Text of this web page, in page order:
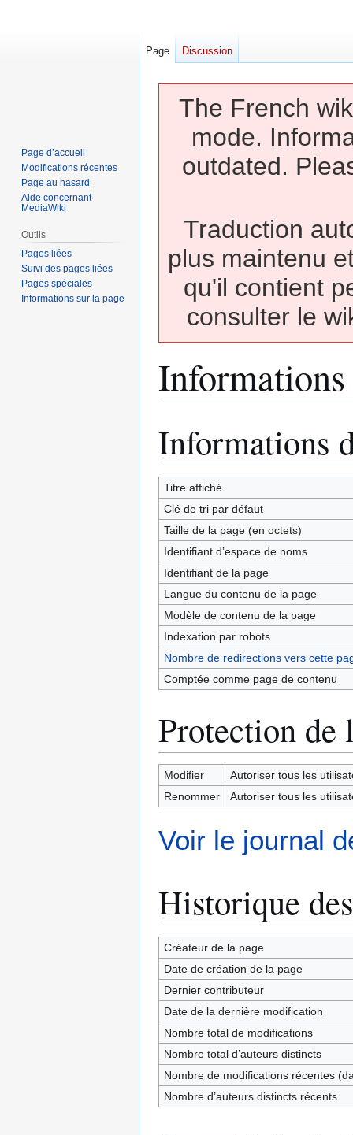
The French
mode.
outdated.
Traduction
plus maintenu
qu'il contient
consulter le
Informations
navigation
recherche
Informations
Titre affiché
Clé de tri par défaut
Taille de la page (en octets)
Identifiant dʼespace de noms
Identifiant de la page
Langue du contenu de la page
Modèle de contenu de la page
Indexation par robots
Nombre de redirections vers cette
Comptée comme page de contenu
Protection de
Modifier
Autoriser tous les
Renommer
Autoriser tous les
Voir le journal
Historique
Créateur de la page
Date de création de la page
Dernier contributeur
Date de la dernière modification
Nombre total de modifications
Nombre total d’auteurs distincts
Nombre de modifications récentes
Nombre d’auteurs distincts récents
Page Discussion
Page d’accueil
Modifications récentes
Page au hasard
Aide concernant
MediaWiki
Outils
Pages liées
Suivi des pages liées
Pages spéciales
Informations sur la page